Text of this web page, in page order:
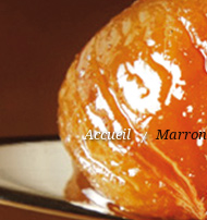
Accueil >